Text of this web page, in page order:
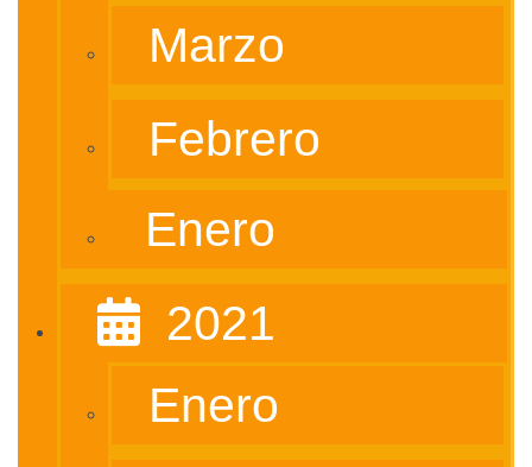
Marzo
Febrero
Enero
‎ ‎ 2021
Enero